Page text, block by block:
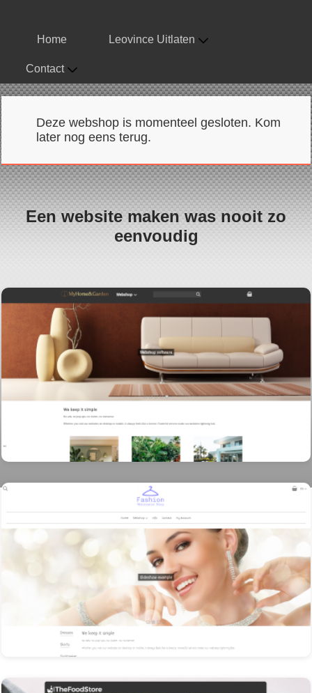
Home Leovince Uitlaten
Contact
Deze webshop is momenteel gesloten. Kom
later nog eens terug.
Een website maken was nooit zo
eenvoudig